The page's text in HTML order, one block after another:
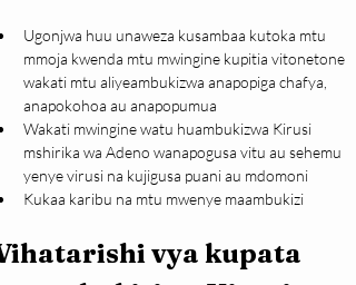
Ugonjwa huu unaweza kusambaa kutoka mtu
mmoja kwenda mtu mwingine kupitia vitonetone
wakati mtu aliyeambukizwa anapopiga chafya,
anapokohoa au anapopumua
Wakati mwingine watu huambukizwa Kirusi
mshirika wa Adeno wanapogusa vitu au sehemu
yenye virusi na kujigusa puani au mdomoni
Kukaa karibu na mtu mwenye maambukizi
vya kupata